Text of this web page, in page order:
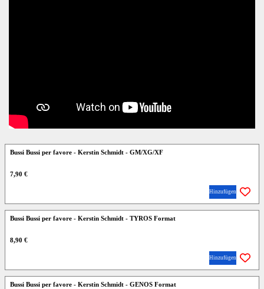
Bussi Bussi per favore - Kerstin Schmidt - GM/XG/XF
7,90 €
Hinzufügen
Bussi Bussi per favore - Kerstin Schmidt - TYROS Format
8,90 €
Hinzufügen
Bussi Bussi per favore - Kerstin Schmidt - GENOS Format